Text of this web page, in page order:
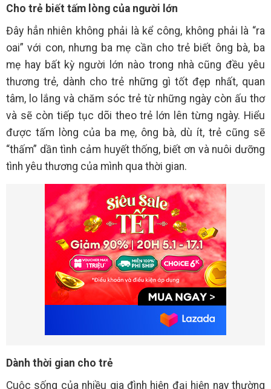
Cho trẻ biết tấm lòng của người lớn
Đây hẳn nhiên không phải là kể công, không phải là “ra
oai” với con, nhưng ba mẹ cần cho trẻ biết ông bà, ba
mẹ hay bất kỳ người lớn nào trong nhà cũng đều yêu
thương trẻ, dành cho trẻ những gì tốt đẹp nhất, quan
tâm, lo lắng và chăm sóc trẻ từ những ngày còn ấu thơ
và sẽ còn tiếp tục dõi theo trẻ lớn lên từng ngày. Hiểu
được tấm lòng của ba mẹ, ông bà, dù ít, trẻ cũng sẽ
“thấm” dần tình cảm huyết thống, biết ơn và nuôi dưỡng
tình yêu thương của mình qua thời gian.
Dành thời gian cho trẻ
Cuộc sống của nhiều gia đình hiện đại hiện nay thường